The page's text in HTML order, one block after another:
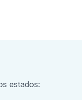
estados: